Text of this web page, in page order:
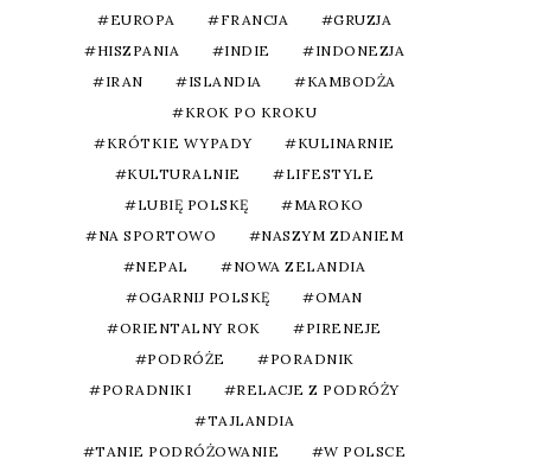
EUROPA
FRANCJA
GRUZJA
HISZPANIA
INDIE
INDONEZJA
IRAN
ISLANDIA
KAMBODŻA
KROK PO KROKU
KRÓTKIE WYPADY
KULINARNIE
KULTURALNIE
LIFESTYLE
LUBIĘ POLSKĘ
MAROKO
NA SPORTOWO
NASZYM ZDANIEM
NEPAL
NOWA ZELANDIA
OGARNIJ POLSKĘ
OMAN
ORIENTALNY ROK
PIRENEJE
PODRÓŻE
PORADNIK
PORADNIKI
RELACJE Z PODRÓŻY
TAJLANDIA
TANIE PODRÓŻOWANIE
W POLSCE